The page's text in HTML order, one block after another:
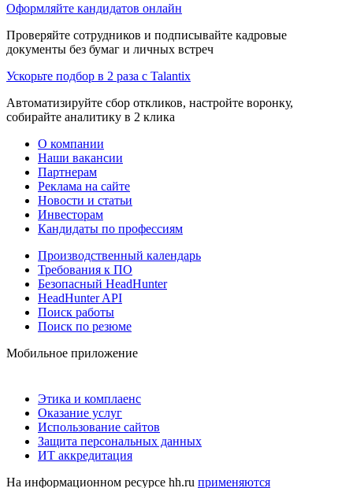
Оформляйте кандидатов онлайн
Проверяйте сотрудников и подписывайте кадровые
документы без бумаг и личных встреч
Ускорьте подбор в 2 раза с Talantix
Автоматизируйте сбор откликов, настройте воронку,
собирайте аналитику в 2 клика
О компании
Наши вакансии
Партнерам
Реклама на сайте
Новости и статьи
Инвесторам
Кандидаты по профессиям
Производственный календарь
Требования к ПО
Безопасный HeadHunter
HeadHunter API
Поиск работы
Поиск по резюме
Мобильное приложение
Этика и комплаенс
Оказание услуг
Использование сайтов
Защита персональных данных
ИТ аккредитация
На информационном ресурсе hh.ru применяются